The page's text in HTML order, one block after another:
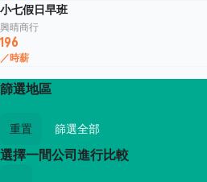
小七假日早班
興晴商行
196
／時薪
篩選地區
重置 篩選全部
選擇一間公司進行比較